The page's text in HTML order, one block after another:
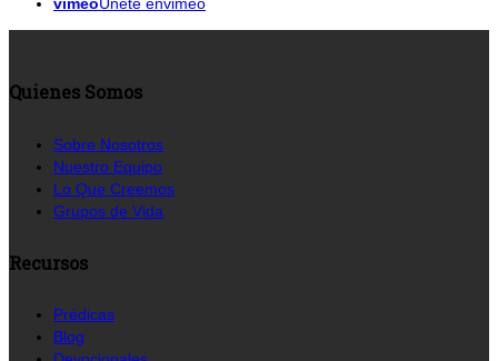
Quienes Somos
Sobre Nosotros
Nuestro Equipo
Lo Que Creemos
Grupos de Vida
Recursos
Prédicas
Blog